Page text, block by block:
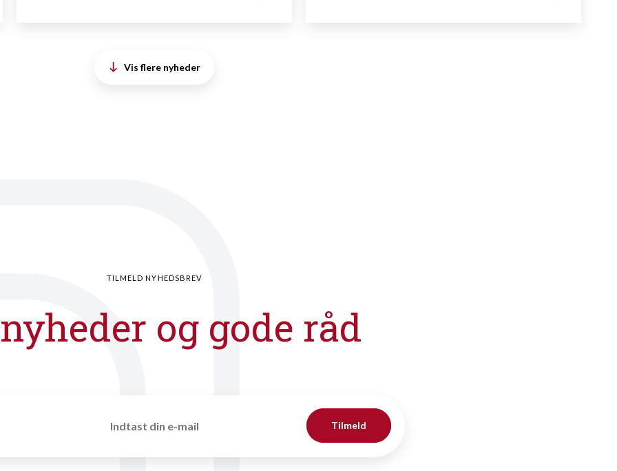
Vis flere nyheder
TILMELD NYHEDSBREV
og gode råd
Tilmeld